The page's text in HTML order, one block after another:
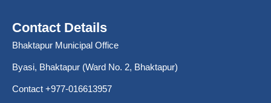
Contact Details
Bhaktapur Municipal Office
Byasi, Bhaktapur (Ward No. 2, Bhaktapur)
Contact +977-016613957